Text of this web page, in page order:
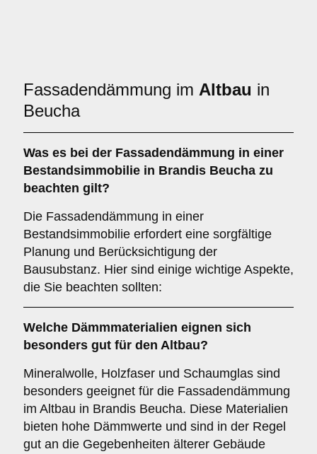
Fassadendämmung im Altbau in
Beucha
Was es bei der Fassadendämmung in einer
Bestandsimmobilie in Brandis Beucha zu
beachten gilt?
Die Fassadendämmung in einer
Bestandsimmobilie erfordert eine sorgfältige
Planung und Berücksichtigung der
Bausubstanz. Hier sind einige wichtige Aspekte,
die Sie beachten sollten:
Welche Dämmmaterialien eignen sich
besonders gut für den Altbau?
Mineralwolle, Holzfaser und Schaumglas sind
besonders geeignet für die Fassadendämmung
im Altbau in Brandis Beucha. Diese Materialien
bieten hohe Dämmwerte und sind in der Regel
gut an die Gegebenheiten älterer Gebäude